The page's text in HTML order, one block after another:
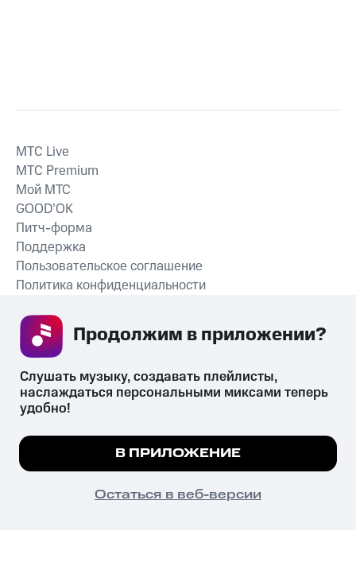
СКАЧАТЬ ПРИЛОЖЕНИЕ
MTС Live
MTС Premium
Мой МТС
GOOD’OK
Питч-форма
Поддержка
Пользовательское соглашение
Политика конфиденциальности
психотропных веществ, их аналогов причиняет вред здоровью,
их незаконный оборот запрещён и влечёт установленную
законодательством ответственность.
© 2026 ООО «КИОН».
Все права защищены
Мы используем куки, чтобы на сайте все
Подробнее
ПОНЯТНО
Слушать музыку, создавать плейлисты,
наслаждаться персональными миксами теперь
удобно!
В ПРИЛОЖЕНИЕ
Остаться в веб-версии